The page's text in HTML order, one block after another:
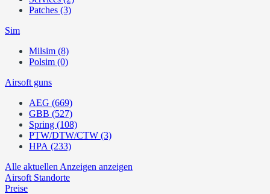
Patches (3)
Sim
Milsim (8)
Polsim (0)
Airsoft guns
AEG (669)
GBB (527)
Spring (108)
PTW/DTW/CTW (3)
HPA (233)
Alle aktuellen Anzeigen anzeigen
Airsoft Standorte
Preise